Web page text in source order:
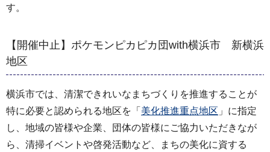
す。
【開催中止】ポケモンピカピカ団with横浜市 新横浜
地区
横浜市では、清潔できれいなまちづくりを推進することが
特に必要と認められる地区を「 美化推進重点地区 」に指定
し、地域の皆様や企業、団体の皆様にご協力いただきなが
ら、清掃イベントや啓発活動など、まちの美化に資する